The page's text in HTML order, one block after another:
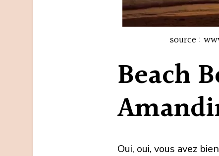
source :
Beach
Oui, oui, vous avez